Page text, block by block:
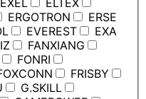
ELTEX
ERGOTRON
ERSE
EVEREST
EXA
FANXIANG
FONRI
FRISBY
G.SKILL